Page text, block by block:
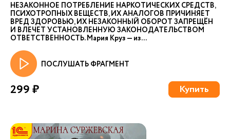
НЕЗАКОННОЕ ПОТРЕБЛЕНИЕ НАРКОТИЧЕСКИХ СРЕДСТВ,
ПСИХОТРОПНЫХ ВЕЩЕСТВ, ИХ АНАЛОГОВ ПРИЧИНЯЕТ
ВРЕД ЗДОРОВЬЮ, ИХ НЕЗАКОННЫЙ ОБОРОТ ЗАПРЕЩЁН
И ВЛЕЧЕТ УСТАНОВЛЕННУЮ ЗАКОНОДАТЕЛЬСТВОМ
ОТВЕТСТВЕННОСТЬ. Мария Круз — из...
ПОСЛУШАТЬ ФРАГМЕНТ
299 ₽ Купить